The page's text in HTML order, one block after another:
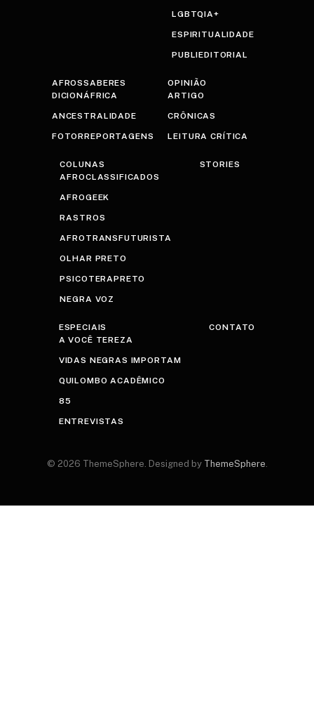
LGBTQIA+
ESPIRITUALIDADE
PUBLIEDITORIAL
AFROSSABERES
DICIONÁFRICA
ANCESTRALIDADE
FOTORREPORTAGENS
OPINIÃO
ARTIGO
CRÔNICAS
LEITURA CRÍTICA
COLUNAS
AFROCLASSIFICADOS
AFROGEEK
RASTROS
AFROTRANSFUTURISTA
OLHAR PRETO
PSICOTERAPRETO
NEGRA VOZ
STORIES
ESPECIAIS
A VOCÊ TEREZA
VIDAS NEGRAS IMPORTAM
QUILOMBO ACADÊMICO
85
ENTREVISTAS
CONTATO
© 2026 ThemeSphere. Designed by ThemeSphere.